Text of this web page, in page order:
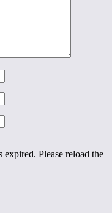
Please reload the